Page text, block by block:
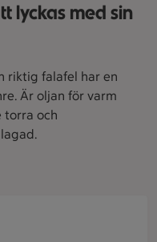
lyckas med sin
riktig falafel har en
Är oljan för varm
torra och